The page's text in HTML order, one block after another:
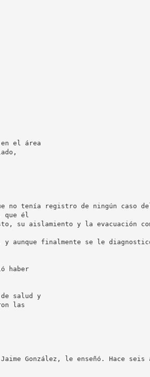
el área
no tenía registro de ningún caso
que él
su aislamiento y la evacuación
y aunque finalmente se le
haber
salud y
las
González, le enseñó. Hace seis